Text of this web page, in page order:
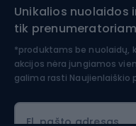
Šiaurietiškas
Unikalios nuolaidos
tik
*produktams be nuolaidų,
akcijos nėra jungiamos
galima rasti Naujienlaiškio
El. pašto adresas